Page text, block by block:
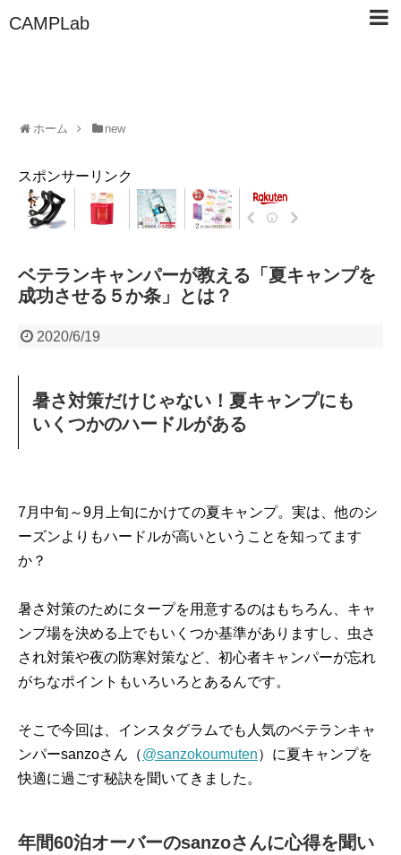
CAMPLab
ホーム new
スポンサーリンク
ベテランキャンパーが教える「夏キャンプを
成功させる５か条」とは？
2020/6/19
暑さ対策だけじゃない！夏キャンプにも
いくつかのハードルがある
7月中旬～9月上旬にかけての夏キャンプ。実は、他のシ
ーズンよりもハードルが高いということを知ってます
か？
暑さ対策のためにタープを用意するのはもちろん、キャ
ンプ場を決める上でもいくつか基準がありますし、虫さ
され対策や夜の防寒対策など、初心者キャンパーが忘れ
がちなポイントもいろいろとあるんです。
そこで今回は、インスタグラムでも人気のベテランキャ
ンパーsanzoさん（@sanzokoumuten）に夏キャンプを
快適に過ごす秘訣を聞いてきました。
年間60泊オーバーのsanzoさんに心得を聞い